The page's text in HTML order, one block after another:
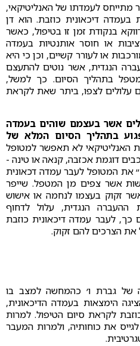
מתייחס לעמדתו של האנליטיקאי,
בעמדה דיכאונית כוזבת. הוא דן
בנקודת זמן זו בטיפול, כאשר
או חוסר אותנטיות בעמדה
או לעורר קשיים, וכן כי היא
הנגדית, אשר נוטים להתעצם
בתהליך הסיום. כך למשל,
עלולים לצפו, ביתר שאת לקראת
אשר בעצמם שוהים בעמדה
בתהליך הסיום המלא של
האנליטיקאי לא תאפשר למטופל
דוגמת אכזבה, קנאה או טינה -
את המטופל לעבר עמדה דכאונית
אשר צפים מן המטפל. שייפר
זקוק בעצמו לנחמה או אישוש
הנגדית, עלול לדחוף
לעבר עמדה דיכאונית כוזבת
את הצרכים להם זקוק.
של גברת ו׳ כהמחשה למצב בו
הימצאות בעמדה הדיכאונית,
לקראת סיום הטיפול. למרות
את כוחותיה, ולמרות המעבר